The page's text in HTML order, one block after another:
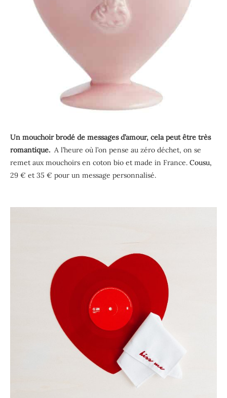
Un mouchoir brodé de messages d’amour, cela peut être très
romantique. A l’heure où l’on pense au zéro déchet, on se
remet aux mouchoirs en coton bio et made in France. Cousu,
29 € et 35 € pour un message personnalisé.